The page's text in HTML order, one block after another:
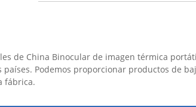
de China Binocular de imagen térmica
Podemos proporcionar productos de
fábrica.